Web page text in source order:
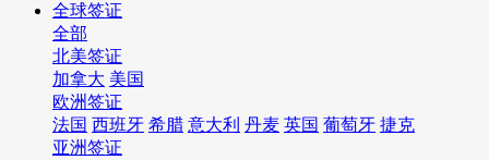
全球签证
全部
北美签证
加拿大 美国
欧洲签证
法国 西班牙 希腊 意大利 丹麦 英国 葡萄牙 捷克
亚洲签证